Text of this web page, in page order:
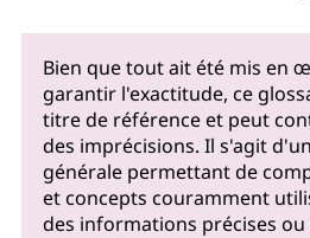
Bien que tout ait été mis en
garantir l'exactitude, ce
titre de référence et peut
des imprécisions. Il s'agit
générale permettant de
et concepts couramment
des informations précises